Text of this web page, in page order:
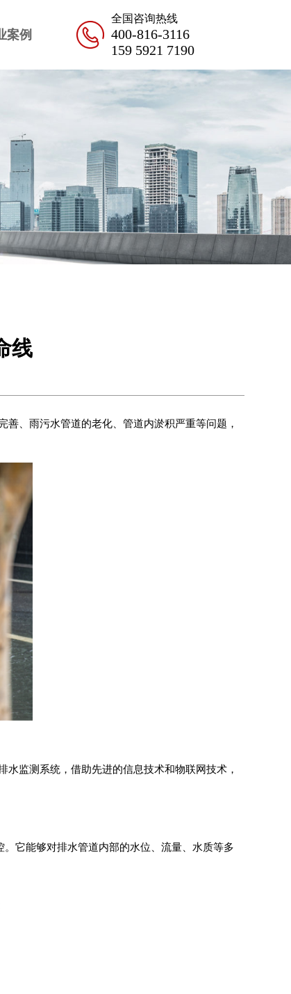
案例
全国咨询热线
400-816-3116
159 5921 7190
线
、雨污水管道的老化、管道内淤积严重等问题，
水监测系统 ，借助先进的信息技术和物联网技术，
它能够对排水管道内部的水位、流量、水质等多